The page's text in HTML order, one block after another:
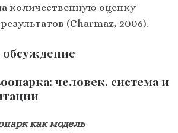
количественную оценку
(Charmaz, 2006).
обсуждение
человек, система и
как модель